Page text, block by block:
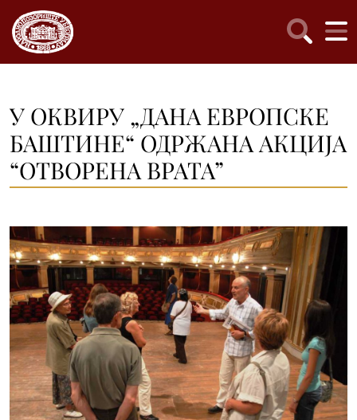
У ОКВИРУ „ДАНА ЕВРОПСКЕ
БАШТИНЕ“ ОДРЖАНА АКЦИЈА
“ОТВОРЕНА ВРАТА”